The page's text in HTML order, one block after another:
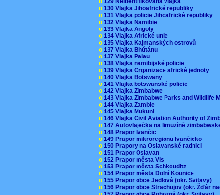
o 129 Neidentifikovaná vlajka
o 130 Vlajka Jihoafrické republiky
o 131 Vlajka policie Jihoafrické republiky
o 132 Vlajka Namibie
o 133 Vlajka Angoly
o 134 Vlajka Africké unie
o 135 Vlajka Kajmanských ostrovů
o 137 Vlajka Bhútánu
o 137 Vlajka Palau
o 138 Vlajka namibijské policie
o 139 Vlajka Organizace africké jednoty
o 140 Vlajka Botswany
o 141 Vlajka botswanské policie
o 142 Vlajka Zimbabwe
o 143 Vlajka Zimbabwe Parks and Wildlife
o 144 Vlajka Zambie
o 145 Vlajka Mukuni
o 146 Vlajka Civil Aviation Authority of
o 147 Autovlaječka na limuzíně
o 148 Prapor Ivančic
o 149 Prapor mikroregionu Ivančicko
o 150 Prapory na Oslavanské radnici
o 151 Prapor Oslavan
o 152 Prapor města Vis
o 153 Prapor města Schkeuditz
o 154 Prapor města Dolní Kounice
o 155 Prapor obce Jedlová (okr. Svitavy)
o 156 Prapor obce Strachujov (okr. Žďár